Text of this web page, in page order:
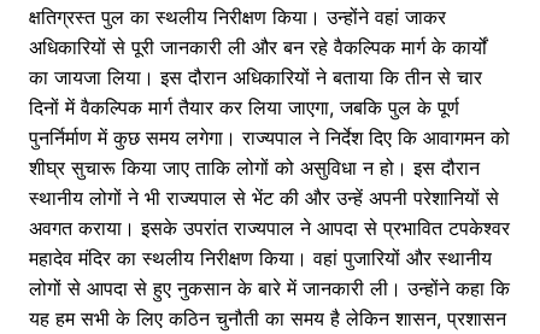
क्षतिग्रस्त पुल का स्थलीय निरीक्षण किया। उन्होंने वहां जाकर
अधिकारियों से पूरी जानकारी ली और बन रहे वैकल्पिक मार्ग के कार्यों
का जायजा लिया। इस दौरान अधिकारियों ने बताया कि तीन से चार
दिनों में वैकल्पिक मार्ग तैयार कर लिया जाएगा, जबकि पुल के पूर्ण
पुनर्निर्माण में कुछ समय लगेगा। राज्यपाल ने निर्देश दिए कि आवागमन को
शीघ्र सुचारू किया जाए ताकि लोगों को असुविधा न हो। इस दौरान
स्थानीय लोगों ने भी राज्यपाल से भेंट की और उन्हें अपनी परेशानियों से
अवगत कराया। इसके उपरांत राज्यपाल ने आपदा से प्रभावित टपकेश्वर
महादेव मंदिर का स्थलीय निरीक्षण किया। वहां पुजारियों और स्थानीय
लोगों से आपदा से हुए नुकसान के बारे में जानकारी ली। उन्होंने कहा कि
यह हम सभी के लिए कठिन चुनौती का समय है लेकिन शासन, प्रशासन